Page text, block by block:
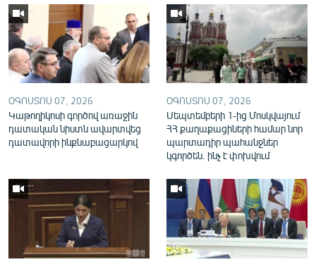
English
Русский
ՀԵՏԵՎԵՔ ՄԵԶ
ՕԳՈՍՏՈՍ 07, 2026
Կաթողիկոսի գործով առաջին
դատական նիստն ավարտվեց
դատավորի ինքնաբացարկով
ՕԳՈՍՏՈՍ 07, 2026
Սեպտեմբերի 1-ից Մոսկվայում
ՀՀ քաղաքացիների համար նոր
պարտադիր պահանջներ
կգործեն. ինչ է փոխվում